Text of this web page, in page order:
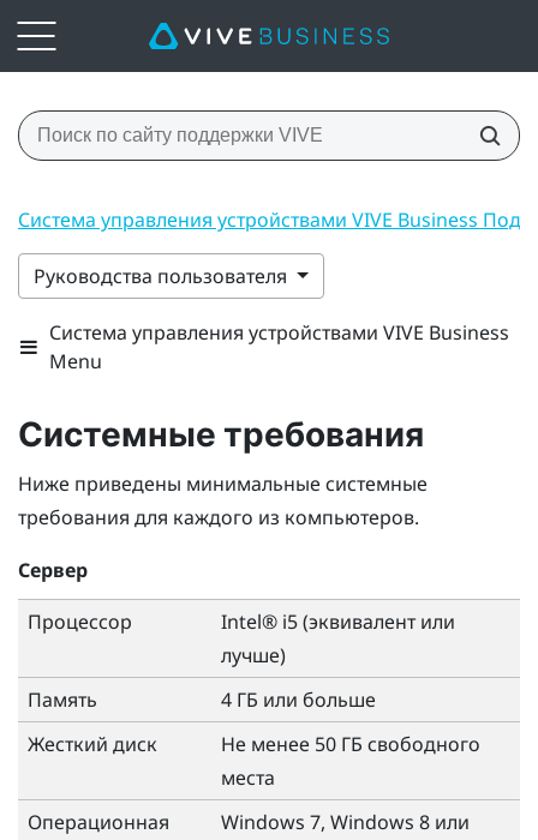
Система управления устройствами VIVE Business
Руководства пользователя
Система управления устройствами VIVE Business
Menu
Системные требования
Ниже приведены минимальные системные
требования для каждого из компьютеров.
Сервер
Процессор
Intel® i5 (эквивалент или
лучше)
Память
4 ГБ или больше
Жесткий диск
Не менее 50 ГБ свободного
места
Операционная
Windows 7, Windows 8 или